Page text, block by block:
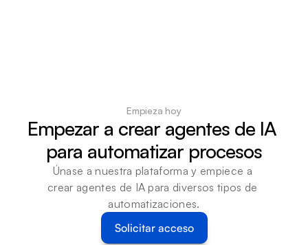
Empieza hoy
Empezar a crear agentes de IA
para automatizar procesos
Únase a nuestra plataforma y empiece a
crear agentes de IA para diversos tipos de
automatizaciones.
Solicitar acceso